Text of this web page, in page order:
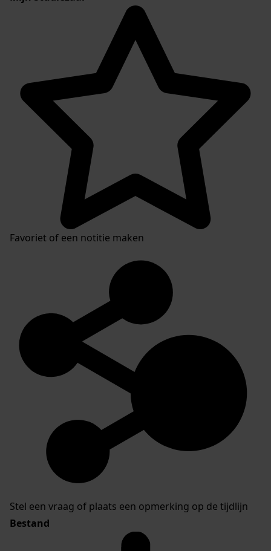
Favoriet of een notitie maken
Stel een vraag of plaats een opmerking op de tijdlijn
Bestand